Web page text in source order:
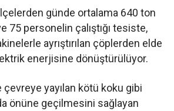
günde ortalama 640 ton
75 personelin çalıştığı tesiste,
ayrıştırılan çöplerden elde
enerjisine dönüştürülüyor.
yayılan kötü koku gibi
önüne geçilmesini sağlayan